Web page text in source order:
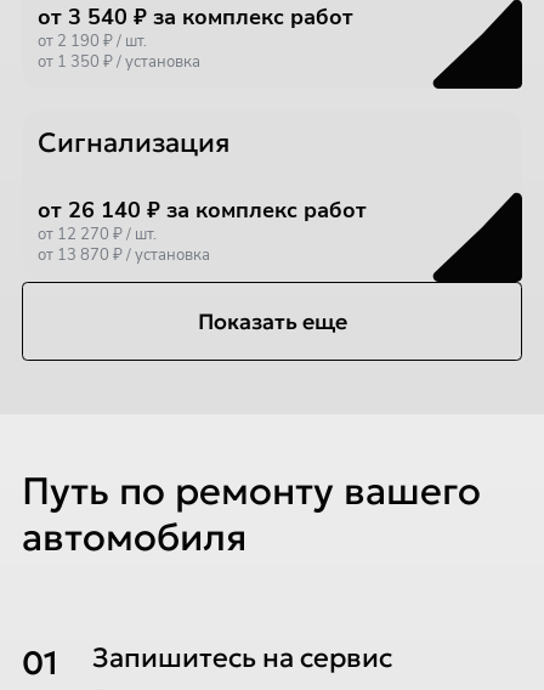
от 3 540 ₽ за комплекс работ
от 2 190 ₽ / шт.
от 1 350 ₽ / установка
Сигнализация
от 26 140 ₽ за комплекс работ
от 12 270 ₽ / шт.
от 13 870 ₽ / установка
Показать еще
Путь по ремонту вашего
автомобиля
01 Запишитесь на сервис